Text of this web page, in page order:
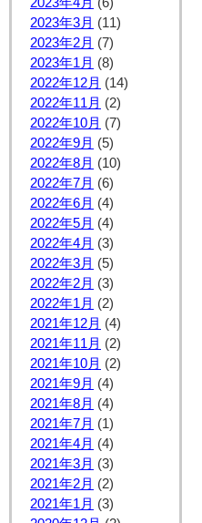
2023年4月 (6)
2023年3月 (11)
2023年2月 (7)
2023年1月 (8)
2022年12月 (14)
2022年11月 (2)
2022年10月 (7)
2022年9月 (5)
2022年8月 (10)
2022年7月 (6)
2022年6月 (4)
2022年5月 (4)
2022年4月 (3)
2022年3月 (5)
2022年2月 (3)
2022年1月 (2)
2021年12月 (4)
2021年11月 (2)
2021年10月 (2)
2021年9月 (4)
2021年8月 (4)
2021年7月 (1)
2021年4月 (4)
2021年3月 (3)
2021年2月 (2)
2021年1月 (3)